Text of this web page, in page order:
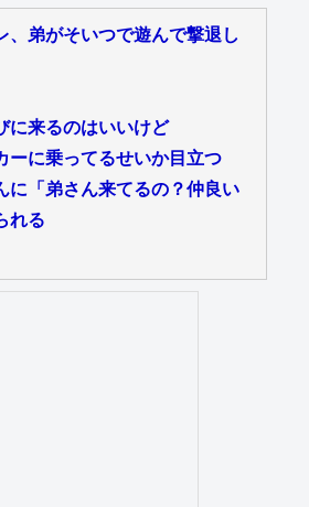
、弟がそいつで遊んで撃退し
に来るのはいいけど
ーに乗ってるせいか目立つ
に「弟さん来てるの？仲良い
れる